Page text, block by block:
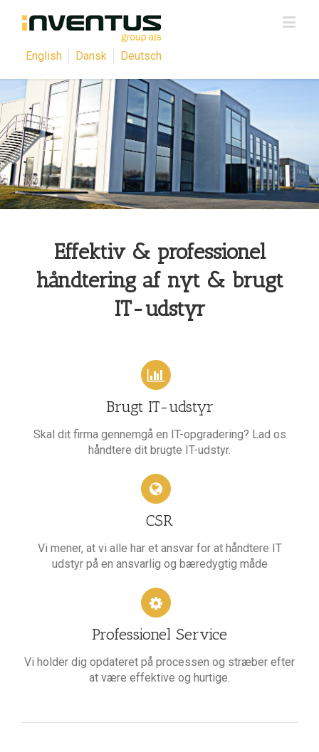
English Dansk Deutsch
Effektiv & professionel
håndtering af nyt & brugt
IT-udstyr
Brugt IT-udstyr
Skal dit firma gennemgå en IT-opgradering? Lad os
håndtere dit brugte IT-udstyr.
CSR
Vi mener, at vi alle har et ansvar for at håndtere IT
udstyr på en ansvarlig og bæredygtig måde
Professionel Service
Vi holder dig opdateret på processen og stræber efter
at være effektive og hurtige.